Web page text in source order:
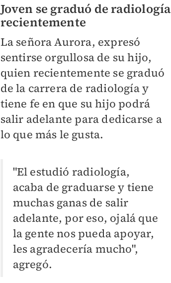
Joven se graduó de radiología
recientemente
La señora Aurora, expresó
sentirse orgullosa de su hijo,
quien recientemente se graduó
de la carrera de radiología y
tiene fe en que su hijo podrá
salir adelante para dedicarse a
lo que más le gusta.
"El estudió radiología,
acaba de graduarse y tiene
muchas ganas de salir
adelante, por eso, ojalá que
la gente nos pueda apoyar,
les agradecería mucho",
agregó.